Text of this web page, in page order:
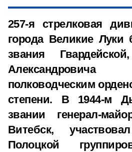
257-я стрелковая
города Великие Луки
звания
полководческим
степени. В 1944-м
звании генерал-
Витебск,
Полоцкой